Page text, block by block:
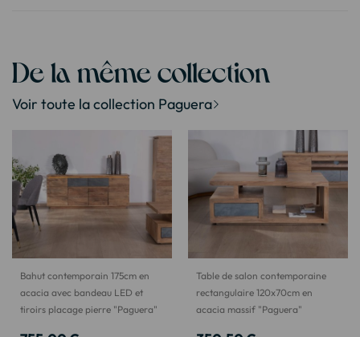
De la même collection
Voir toute la collection Paguera
Bahut contemporain 175cm en
acacia avec bandeau LED et
tiroirs placage pierre "Paguera"
Table de salon contemporaine
rectangulaire 120x70cm en
acacia massif "Paguera"